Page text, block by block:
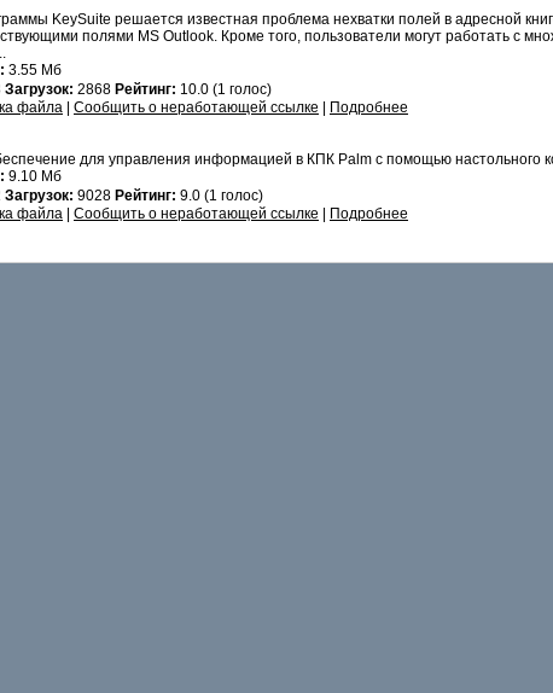
KeySuite решается известная проблема нехватки полей в адресной
полями MS Outlook. Кроме того, пользователи могут работать с
3.55 Мб
Загрузок: 2868 Рейтинг: 10.0 (1 голос)
файла Сообщить о неработающей ссылке Подробнее
для управления информацией в КПК Palm с помощью настольного
9.10 Мб
Загрузок: 9028 Рейтинг: 9.0 (1 голос)
файла Сообщить о неработающей ссылке Подробнее